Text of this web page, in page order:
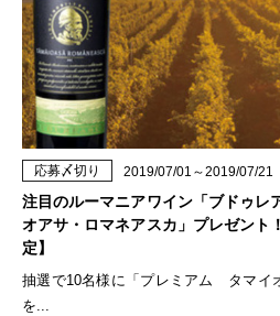
応募〆切り 2019/07/01～2019/07/21
注目のルーマニアワイン「ブドゥ
オアサ・ロマネアスカ」プレゼント
定】
抽選で10名様に「プレミアム タマイ
を...